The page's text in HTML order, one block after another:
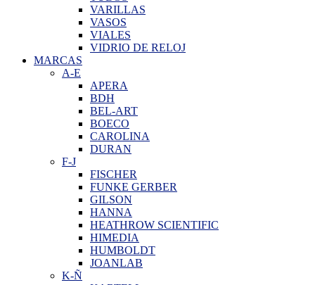
VARILLAS
VASOS
VIALES
VIDRIO DE RELOJ
MARCAS
A-E
APERA
BDH
BEL-ART
BOECO
CAROLINA
DURAN
F-J
FISCHER
FUNKE GERBER
GILSON
HANNA
HEATHROW SCIENTIFIC
HIMEDIA
HUMBOLDT
JOANLAB
K-Ñ